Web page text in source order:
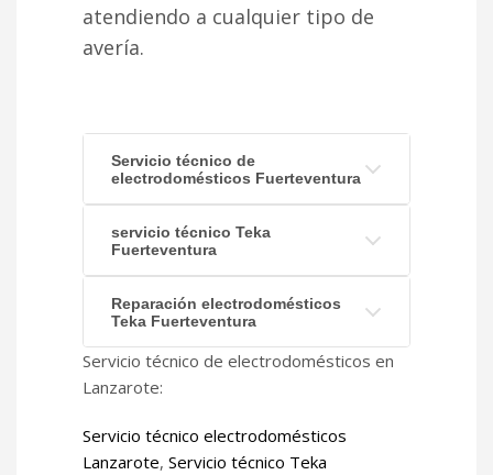
atendiendo a cualquier tipo de
avería.
Servicio técnico de
electrodomésticos Fuerteventura
servicio técnico Teka
Fuerteventura
Reparación electrodomésticos
Teka Fuerteventura
Servicio técnico de electrodomésticos en
Lanzarote:
Servicio técnico electrodomésticos
Lanzarote, Servicio técnico Teka